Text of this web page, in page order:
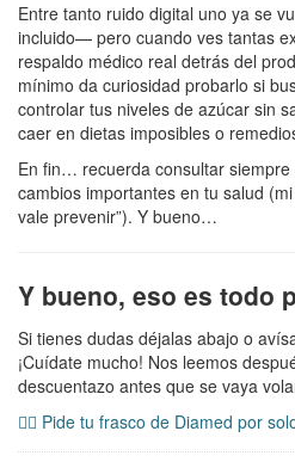
Entre tanto ruido digital uno ya se
incluido— pero cuando ves tantas
respaldo médico real detrás del
mínimo da curiosidad probarlo si
controlar tus niveles de azúcar sin
caer en dietas imposibles o
En fin… recuerda consultar
cambios importantes en tu salud
vale prevenir”). Y bueno…
Y bueno, eso es todo
Si tienes dudas déjalas abajo o
¡Cuídate mucho! Nos leemos
descuentazo antes que se vaya
👉🏻 Pide tu frasco de Diamed por